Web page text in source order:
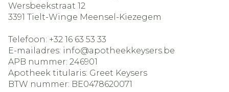
Wersbeekstraat 12
3391 Tielt-Winge Meensel-Kiezegem
Telefoon: +32 16 63 53 33
E-mailadres: info@apotheekkeysers.be
APB nummer: 246901
Apotheek titularis: Greet Keysers
BTW nummer: BE0478620071